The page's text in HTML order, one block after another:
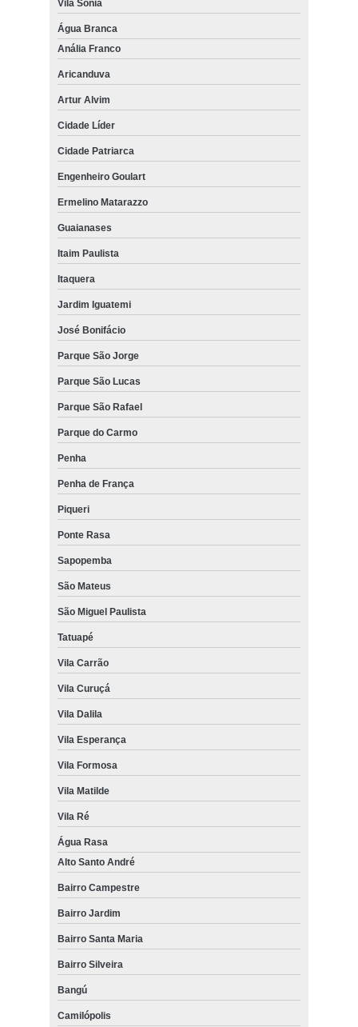
Vila Sônia
Água Branca
Anália Franco
Aricanduva
Artur Alvim
Cidade Líder
Cidade Patriarca
Engenheiro Goulart
Ermelino Matarazzo
Guaianases
Itaim Paulista
Itaquera
Jardim Iguatemi
José Bonifácio
Parque São Jorge
Parque São Lucas
Parque São Rafael
Parque do Carmo
Penha
Penha de França
Piqueri
Ponte Rasa
Sapopemba
São Mateus
São Miguel Paulista
Tatuapé
Vila Carrão
Vila Curuçá
Vila Dalila
Vila Esperança
Vila Formosa
Vila Matilde
Vila Ré
Água Rasa
Alto Santo André
Bairro Campestre
Bairro Jardim
Bairro Santa Maria
Bairro Silveira
Bangú
Camilópolis